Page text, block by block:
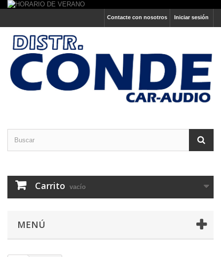
Iniciar sesión
Contacte con nosotros
Carrito vacío
MENÚ